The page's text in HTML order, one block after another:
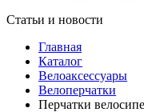
Статьи и новости
Главная
Каталог
Велоаксессуары
Велоперчатки
Перчатки